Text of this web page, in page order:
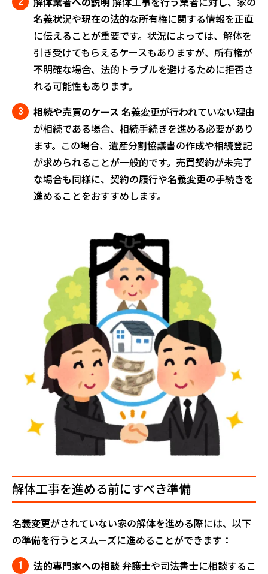
名義状況や現在の法的な所有権に関する情報を正直
に伝えることが重要です。状況によっては、解体を
引き受けてもらえるケースもありますが、所有権が
不明確な場合、法的トラブルを避けるために拒否さ
れる可能性もあります。
相続や売買のケース 名義変更が行われていない理由
が相続である場合、相続手続きを進める必要があり
ます。この場合、遺産分割協議書の作成や相続登記
が求められることが一般的です。売買契約が未完了
な場合も同様に、契約の履行や名義変更の手続きを
進めることをおすすめします。
解体工事を進める前にすべき準備
名義変更がされていない家の解体を進める際には、以下
の準備を行うとスムーズに進めることができます：
法的専門家への相談弁護士や司法書士に相談するこ